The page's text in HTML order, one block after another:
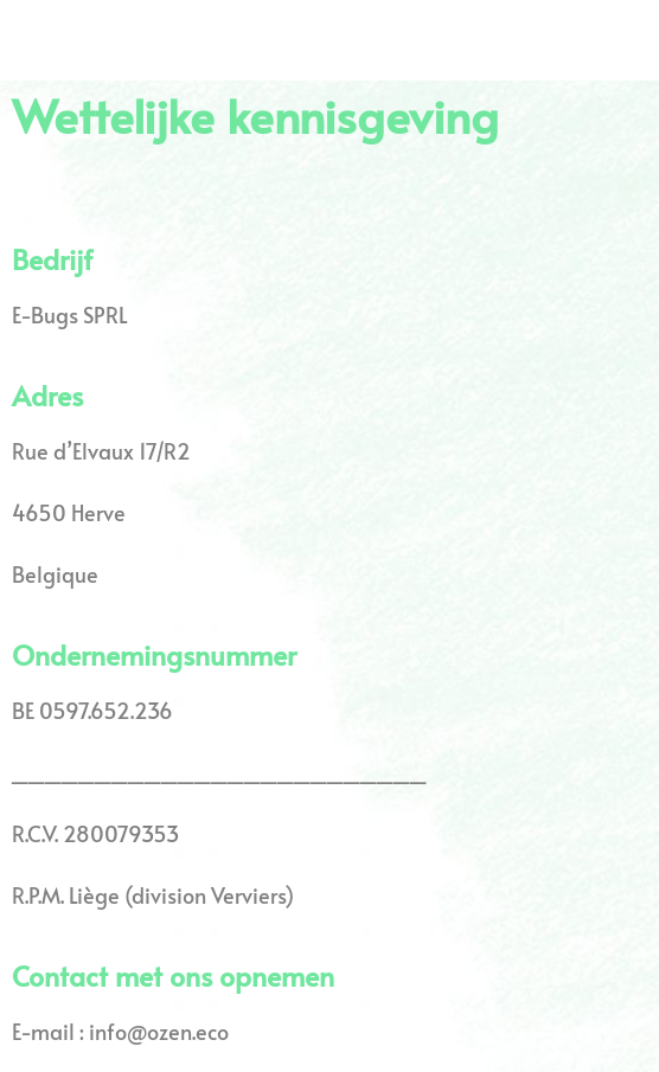
Wettelijke kennisgeving
Bedrijf
E-Bugs SPRL
Adres
Rue d’Elvaux 17/R2
4650 Herve
Belgique
Ondernemingsnummer
BE 0597.652.236
R.C.V. 280079353
R.P.M. Liège (division Verviers)
Contact met ons opnemen
E-mail : info@ozen.eco